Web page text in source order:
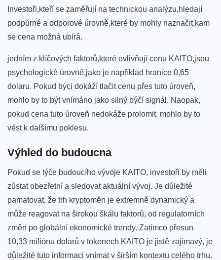
Investoři,kteří se zaměřují na technickou analýzu,hledají
podpůrné a odporové úrovně,které by mohly naznačit,kam
se cena možná ubírá.
jedním z klíčových⁣ faktorů,které‍ ovlivňují cenu ​KAITO,jsou
psychologické úrovně,jako je například hranice 0,65
dolaru. Pokud ⁢býci dokáží tlačit cenu⁤ přes ‍tuto úroveň,
mohlo by to být vnímáno ⁢jako silný býčí signál. Naopak,
pokud cena tuto ‌úroveň nedokáže prolomit, mohlo by to
‌vést ⁢k dalšímu poklesu.
Výhled do budoucna
Pokud⁤ se týče budoucího vývoje KAITO, investoři by měli
zůstat‌ obezřetní a sledovat aktuální vývoj. Je důležité
‍pamatovat, že trh kryptoměn je extremně dynamický ‍a
může reagovat na širokou škálu⁣ faktorů, od ⁢regulatorních⁤
změn po globální‌ ekonomické trendy. Zatímco přesun
10,33 miliónu dolarů v tokenech KAITO je jistě zajímavý, je
důležité ⁣tuto informaci⁤ vnímat v širším kontextu celého trhu.